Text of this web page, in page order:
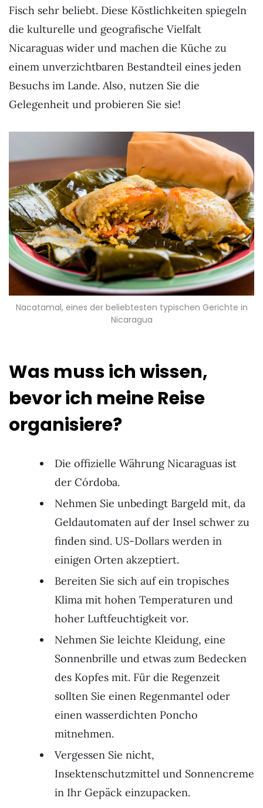
Fisch sehr beliebt. Diese Köstlichkeiten spiegeln
die kulturelle und geografische Vielfalt
Nicaraguas wider und machen die Küche zu
einem unverzichtbaren Bestandteil eines jeden
Besuchs im Lande. Also, nutzen Sie die
Gelegenheit und probieren Sie sie!
Nacatamal, eines der beliebtesten typischen Gerichte in
Nicaragua
Was muss ich wissen,
bevor ich meine Reise
organisiere?
Die offizielle Währung Nicaraguas ist
der Córdoba.
Nehmen Sie unbedingt Bargeld mit, da
Geldautomaten auf der Insel schwer zu
finden sind. US-Dollars werden in
einigen Orten akzeptiert.
Bereiten Sie sich auf ein tropisches
Klima mit hohen Temperaturen und
hoher Luftfeuchtigkeit vor.
Nehmen Sie leichte Kleidung, eine
Sonnenbrille und etwas zum Bedecken
des Kopfes mit. Für die Regenzeit
sollten Sie einen Regenmantel oder
einen wasserdichten Poncho
mitnehmen.
Vergessen Sie nicht,
Insektenschutzmittel und Sonnencreme
in Ihr Gepäck einzupacken.